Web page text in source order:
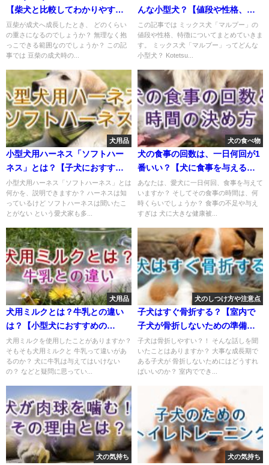
【柴犬と比較してわかりやすく
解説】
豆柴が成犬へ成長したとき、 どのくらい
の重さになるのでしょうか？ 無理なく抱
っこできる範囲なのでしょうか？ この記
事では 豆柴の成犬時の...
んな小型犬？【値段や性格、特
徴をまとめました！】
この記事では ミックス犬「マルプー」の
値段や性格、特徴についてまとめていきま
す。 ミックス犬「マルプー」ってどんな
小型犬？ Kotetsu...
犬用品
小型犬用ハーネス「ソフトハー
ネス」とは？【子犬におすすめ
のAmazonの人気商品も紹介】
小型犬用ハーネス「ソフトハーネス」とは
何かを、説明できますか？ ハーネスは知
っているけど ソフトハーネスは聞いたこ
とがない という愛犬家も多...
犬の食べ物
犬の食事の回数は、一日何回が1
番いい？【犬に食事を与える時
間の決め方も解説】
あなたは、愛犬に一日何回、食事を与えて
いますか？ そしてその食事の時間は、何
時くらいでしょうか？ 食事の不足や与え
すぎは 犬に大きな健康被...
犬用品
犬用ミルクとは？牛乳との違い
は？【小型犬におすすめの
Amazon人気商品も紹介】
犬用ミルクを使用したことがありますか？
そもそも犬用ミルクと 牛乳って違いがあ
るのか？ 犬に牛乳は与えてはいけない
の？ などと疑問に思ってい...
犬のしつけ方や注意点
子犬はすぐ骨折する？【室内で
子犬が骨折しないための準備や
注意点】
子犬は骨折しやすい？！ そんな話しを聞
いたことはありますか？ 大事な成長期で
ある子犬が 骨折しないためにはどうすれ
ばいいのか？ 室内ででき...
犬の気持ち 犬の気持ち